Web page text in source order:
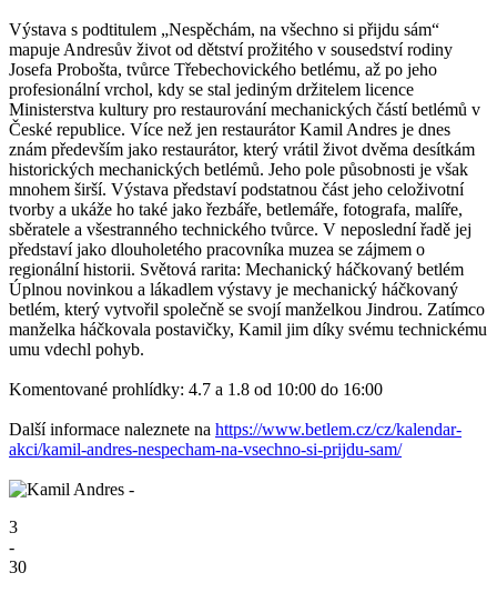
Výstava s podtitulem „Nespěchám, na všechno si přijdu sám“
mapuje Andresův život od dětství prožitého v sousedství rodiny
Josefa Probošta, tvůrce Třebechovického betlému, až po jeho
profesionální vrchol, kdy se stal jediným držitelem licence
Ministerstva kultury pro restaurování mechanických částí betlémů v
České republice. Více než jen restaurátor Kamil Andres je dnes
znám především jako restaurátor, který vrátil život dvěma desítkám
historických mechanických betlémů. Jeho pole působnosti je však
mnohem širší. Výstava představí podstatnou část jeho celoživotní
tvorby a ukáže ho také jako řezbáře, betlemáře, fotografa, malíře,
sběratele a všestranného technického tvůrce. V neposlední řadě jej
představí jako dlouholetého pracovníka muzea se zájmem o
regionální historii. Světová rarita: Mechanický háčkovaný betlém
Úplnou novinkou a lákadlem výstavy je mechanický háčkovaný
betlém, který vytvořil společně se svojí manželkou Jindrou. Zatímco
manželka háčkovala postavičky, Kamil jim díky svému technickému
umu vdechl pohyb.
Komentované prohlídky: 4.7 a 1.8 od 10:00 do 16:00
Další informace naleznete na https://www.betlem.cz/cz/kalendar-
akci/kamil-andres-nespecham-na-vsechno-si-prijdu-sam/
3
-
30